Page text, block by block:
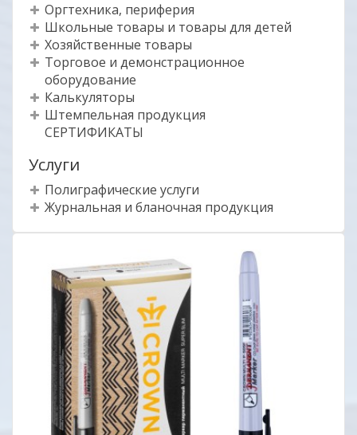
Оргтехника, периферия
Школьные товары и товары для детей
Хозяйственные товары
Торговое и демонстрационное
оборудование
Калькуляторы
Штемпельная продукция
СЕРТИФИКАТЫ
Услуги
Полиграфические услуги
Журнальная и бланочная продукция